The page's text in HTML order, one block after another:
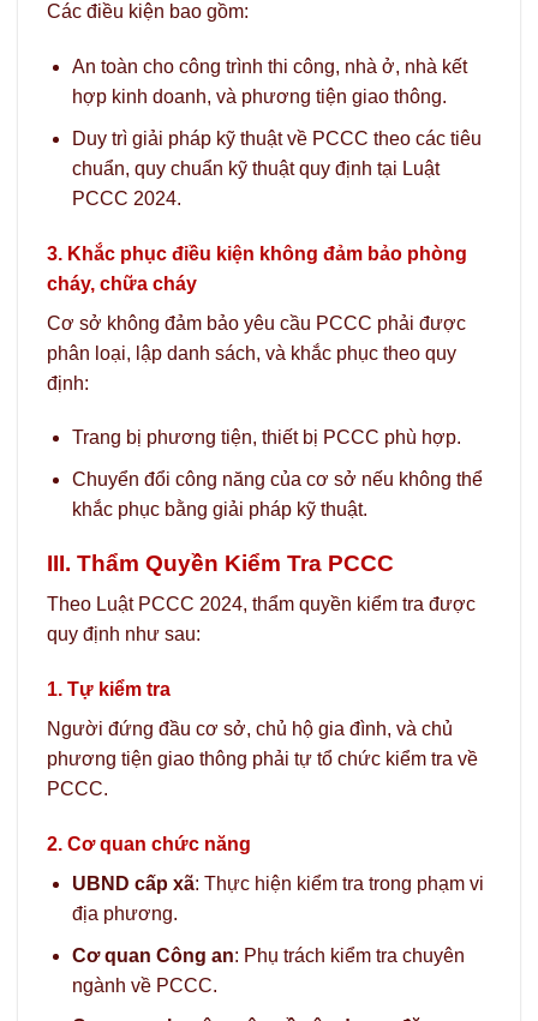
Các điều kiện bao gồm:
An toàn cho công trình thi công, nhà ở, nhà kết
hợp kinh doanh, và phương tiện giao thông.
Duy trì giải pháp kỹ thuật về PCCC theo các tiêu
chuẩn, quy chuẩn kỹ thuật quy định tại Luật
PCCC 2024.
3. Khắc phục điều kiện không đảm bảo phòng
cháy, chữa cháy
Cơ sở không đảm bảo yêu cầu PCCC phải được
phân loại, lập danh sách, và khắc phục theo quy
định:
Trang bị phương tiện, thiết bị PCCC phù hợp.
Chuyển đổi công năng của cơ sở nếu không thể
khắc phục bằng giải pháp kỹ thuật.
III. Thẩm Quyền Kiểm Tra PCCC
Theo Luật PCCC 2024, thẩm quyền kiểm tra được
quy định như sau:
1. Tự kiểm tra
Người đứng đầu cơ sở, chủ hộ gia đình, và chủ
phương tiện giao thông phải tự tổ chức kiểm tra về
PCCC.
2. Cơ quan chức năng
UBND cấp xã: Thực hiện kiểm tra trong phạm vi
địa phương.
Cơ quan Công an: Phụ trách kiểm tra chuyên
ngành về PCCC.